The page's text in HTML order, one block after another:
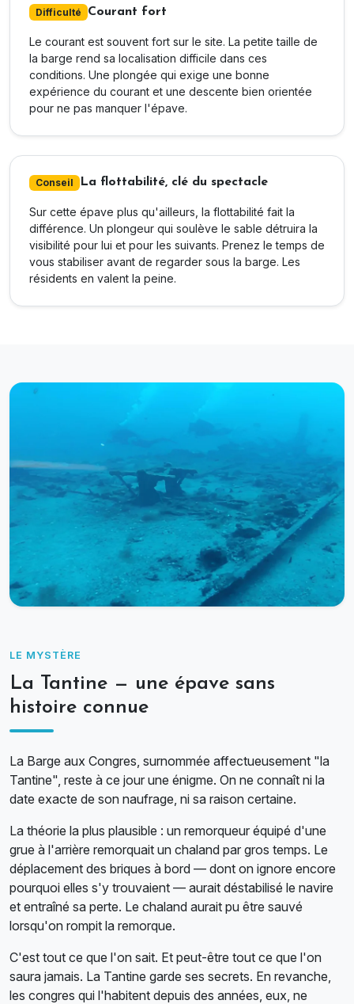
Difficulté Courant fort
Le courant est souvent fort sur le site. La petite taille de
la barge rend sa localisation difficile dans ces
conditions. Une plongée qui exige une bonne
expérience du courant et une descente bien orientée
pour ne pas manquer l'épave.
Conseil La flottabilité, clé du spectacle
Sur cette épave plus qu'ailleurs, la flottabilité fait la
différence. Un plongeur qui soulève le sable détruira la
visibilité pour lui et pour les suivants. Prenez le temps de
vous stabiliser avant de regarder sous la barge. Les
résidents en valent la peine.
LE MYSTÈRE
La Tantine — une épave sans
histoire connue
La Barge aux Congres, surnommée affectueusement "la
Tantine", reste à ce jour une énigme. On ne connaît ni la
date exacte de son naufrage, ni sa raison certaine.
La théorie la plus plausible : un remorqueur équipé d'une
grue à l'arrière remorquait un chaland par gros temps. Le
déplacement des briques à bord — dont on ignore encore
pourquoi elles s'y trouvaient — aurait déstabilisé le navire
et entraîné sa perte. Le chaland aurait pu être sauvé
lorsqu'on rompit la remorque.
C'est tout ce que l'on sait. Et peut-être tout ce que l'on
saura jamais. La Tantine garde ses secrets. En revanche,
les congres qui l'habitent depuis des années, eux, ne